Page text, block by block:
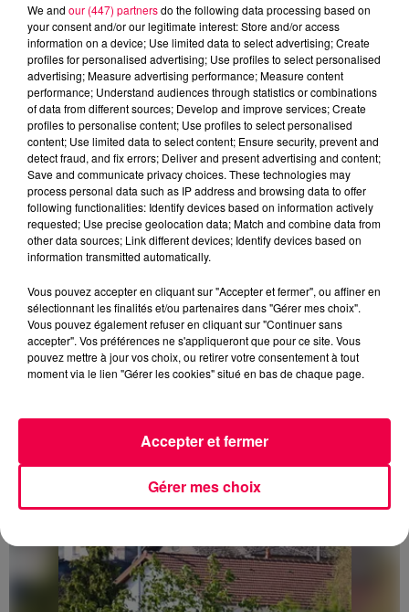
céramique vendues entre 2020 et 2022 par Linvosges.
3 août 2026
PRÉVIFEUX : "il faut avoir une culture du risque"
dans les Vosges
We and our (447) partnersdo the following data processing based on
your consent and/or our legitimate interest: Store and/or access
information on a device; Use limited data to select advertising; Create
profiles for personalised advertising; Use profiles to select personalised
advertising; Measure advertising performance; Measure content
performance; Understand audiences through statistics or combinations
of data from different sources; Develop and improve services; Create
profiles to personalise content; Use profiles to select personalised
content; Use limited data to select content; Ensure security, prevent and
detect fraud, and fix errors; Deliver and present advertising and content;
Save and communicate privacy choices. These technologies may
process personal data such as IP address and browsing data to offer
following functionalities: Identify devices based on information actively
requested; Use precise geolocation data; Match and combine data from
other data sources; Link different devices; Identify devices based on
information transmitted automatically.
Vous pouvez accepter en cliquant sur "Accepter et fermer", ou affiner en
sélectionnant les finalités et/ou partenaires dans "Gérer mes choix".
Vous pouvez également refuser en cliquant sur "Continuer sans
accepter". Vos préférences ne s'appliqueront que pour ce site. Vous
pouvez mettre à jour vos choix, ou retirer votre consentement à tout
moment via le lien "Gérer les cookies" situé en bas de chaque page.
Gérer mes choix
Accepter et fermer